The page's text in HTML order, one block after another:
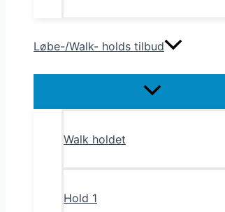
Løbe-/Walk- holds tilbud
Menu
Walk holdet
Hold 1